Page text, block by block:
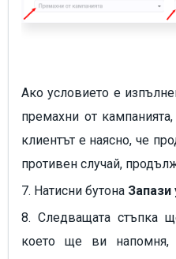
Ако условието е
премахни от
клиентът е наясно, че
противен случай,
7. Натисни бутона Запази
8. Следващата стъпка
което ще ви напомня,